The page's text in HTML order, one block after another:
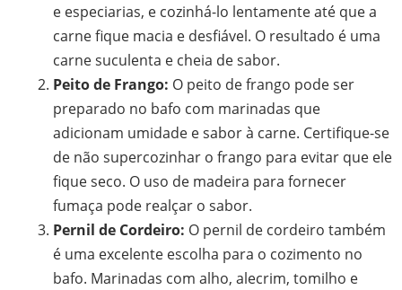
e especiarias, e cozinhá-lo lentamente até que a
carne fique macia e desfiável. O resultado é uma
carne suculenta e cheia de sabor.
Peito de Frango: O peito de frango pode ser
preparado no bafo com marinadas que
adicionam umidade e sabor à carne. Certifique-se
de não supercozinhar o frango para evitar que ele
fique seco. O uso de madeira para fornecer
fumaça pode realçar o sabor.
Pernil de Cordeiro: O pernil de cordeiro também
é uma excelente escolha para o cozimento no
bafo. Marinadas com alho, alecrim, tomilho e